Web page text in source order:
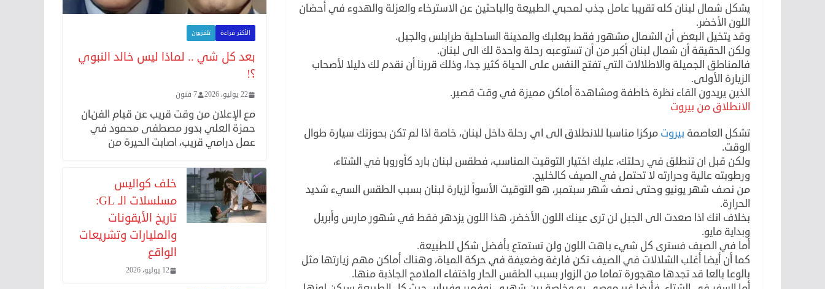
يشكل شمال لبنان كله تقريبا عامل جذب لمحبي الطبيعة والباحثين عن الاسترخاء والعزلة والهدوء في أحضان
اللون الأخضر.
وقد يتخيل البعض أن الشمال مشهور فقط ببعلبك والمدينة الساحلية طرابلس والجبل.
ولكن الحقيقة أن شمال لبنان أكبر من أن تستوعبه رحلة واحدة لك الى لبنان.
فالمناطق الجميلة والاطلالات التي تفتح النفس على الحياة كثير جدا، وذلك قررنا أن نقدم لك دليلا لأصحاب
الزيارة الأولى.
الذين يريدون القاء نظرة خاطفة ومشاهدة أماكن مميزة في وقت قصير.
الانطلاق من بيروت
تشكل العاصمة بيروت مركزا مناسبا للانطلاق الى اي رحلة داخل لبنان، خاصة اذا لم تكن بحوزتك سيارة طوال
الوقت.
ولكن قبل ان تنطلق في رحلتك، عليك اختيار التوقيت المناسب، فطقس لبنان بارد كأوروبا في الشتاء،
ورطوبته عالية وحرارته لا تحتمل في الصيف كالخليج.
من نصف شهر يونيو وحتى نصف شهر سبتمبر، هو التوقيت الأسوأ لزيارة لبنان بسبب الطقس السيء شديد
الحرارة.
بخلاف انك اذا صعدت الى الجبل لن ترى عينك اللون الأخضر، هذا اللون يزدهر فقط في شهور مارس وأبريل
وبداية مايو.
أما في الصيف فسترى كل شيء باهت اللون ولن تستمتع بأفضل شكل للطبيعة.
كما أن أيضا أغلب الشلالات في الصيف تكن فارغة وضعيفة في حركة المياة، وهناك أماكن مهم زيارتها مثل
بالوعا بالعا قد تجدها مهجورة تماما من الزوار بسبب الطقس الحار واختفاء الملامح الجاذبة منها.
الأكثر قراءة تلفزيون
بعد كل شي .. لماذا ليس خالد النبوي
؟!
22 يوليو، 2026 7 فنون
مع الإعلان من وقت قريب عن قيام الفنان
حمزة العلي بدور مصطفى محمود في
عمل درامي قريب، اصابت الحيرة من
خلف كواليس
مسلسلات الـ GL:
تاريخ الأيقونات
والمليارات وتشريعات
الواقع
12 يوليو، 2026